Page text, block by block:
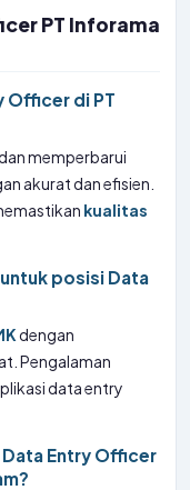
PT Inforama
Officer di PT
memperbarui
akurat dan efisien.
kualitas
posisi Data
dengan
Pengalaman
data entry
Entry Officer